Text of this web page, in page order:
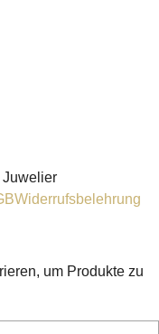
Widerrufsbelehrung
um Produkte zu